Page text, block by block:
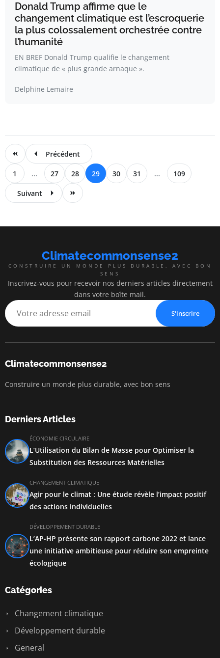
Donald Trump affirme que le
changement climatique est l’escroquerie
la plus colossalement orchestrée contre
l’humanité
EN BREF Donald Trump qualifie le changement
climatique de « plus grande arnaque ».
Delphine Lemaire
Précédent
1 ... 27 28 29 30 31 ... 109
Suivant
Climatecommonsense2
CONSTRUIRE UN MONDE PLUS DURABLE, AVEC BON
SENS
Inscrivez-vous pour recevoir nos derniers articles directement
dans votre boîte mail.
S'inscrire
Climatecommonsense2
Construire un monde plus durable, avec bon sens
Derniers Articles
ÉCONOMIE CIRCULAIRE
L’Utilisation du Bilan de Masse pour Optimiser la
Substitution des Ressources Matérielles
CHANGEMENT CLIMATIQUE
Agir pour le climat : Une étude révèle l’impact positif
des actions individuelles
DÉVELOPPEMENT DURABLE
L’AP-HP présente son rapport carbone 2022 et lance
une initiative ambitieuse pour réduire son empreinte
écologique
Catégories
Changement climatique
Développement durable
General